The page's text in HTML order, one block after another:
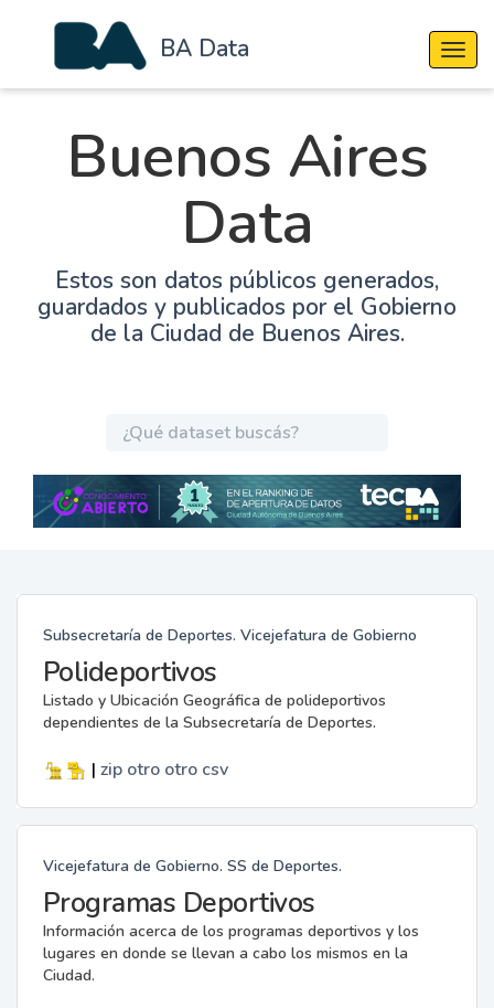
BA Data
Buenos Aires
Data
Estos son datos públicos generados,
guardados y publicados por el Gobierno
de la Ciudad de Buenos Aires.
Subsecretaría de Deportes. Vicejefatura de Gobierno
Polideportivos
Listado y Ubicación Geográfica de polideportivos
dependientes de la Subsecretaría de Deportes.
| zip otro otro csv
Vicejefatura de Gobierno. SS de Deportes.
Programas Deportivos
Información acerca de los programas deportivos y los
lugares en donde se llevan a cabo los mismos en la
Ciudad.